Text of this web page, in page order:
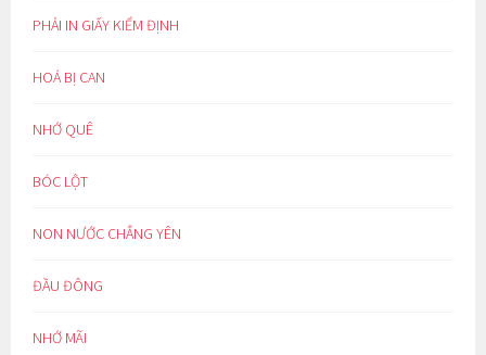
PHẢI IN GIẤY KIỂM ĐỊNH
HOÁ BỊ CAN
NHỚ QUÊ
BÓC LỘT
NON NƯỚC CHẲNG YÊN
ĐẦU ĐÔNG
NHỚ MÃI